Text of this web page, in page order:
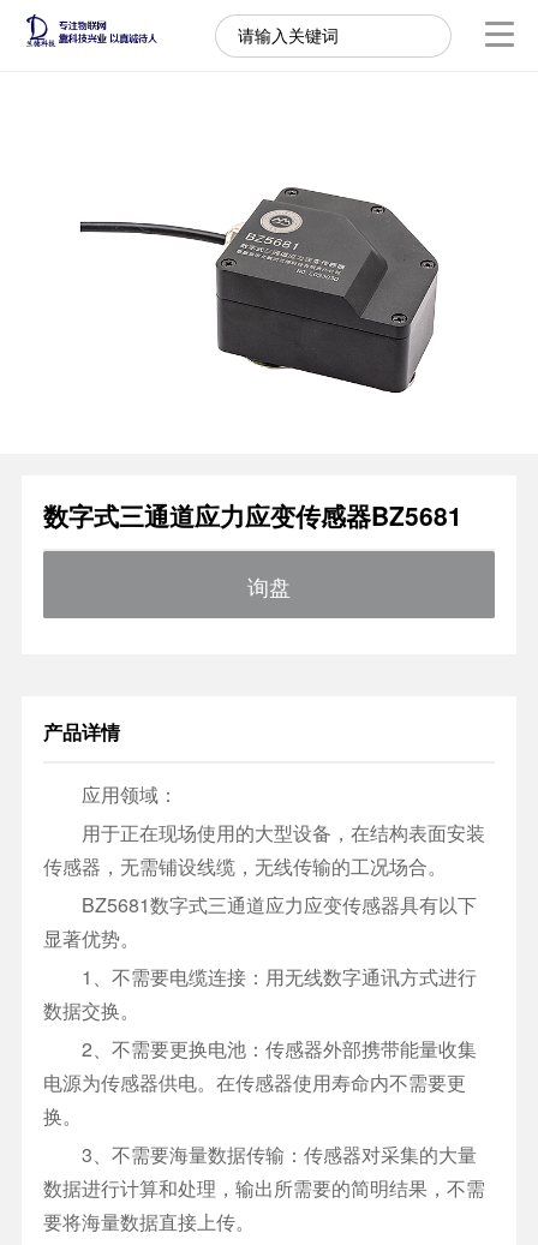
数字式三通道应力应变传感器BZ5681
询盘
产品详情
应用领域：
用于正在现场使用的大型设备，在结构表面安装
传感器，无需铺设线缆，无线传输的工况场合。
BZ5681数字式三通道应力应变传感器具有以下
显著优势。
1、不需要电缆连接：用无线数字通讯方式进行
数据交换。
2、不需要更换电池：传感器外部携带能量收集
电源为传感器供电。在传感器使用寿命内不需要更
换。
3、不需要海量数据传输：传感器对采集的大量
数据进行计算和处理，输出所需要的简明结果，不需
要将海量数据直接上传。